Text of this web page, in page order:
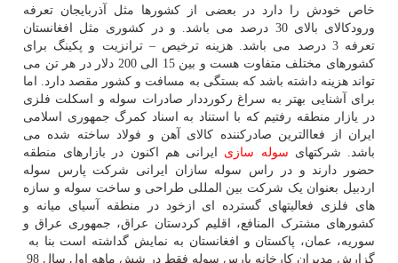
خاص خودش را دارد در بعضی از کشورها مثل آذربایجان تعرفه
ورودکالای بالای 30 درصد می باشد. و در کشوری مثل افغانستان
تعرفه 3 درصد می باشد. هزینه ترخیص – ترانزیت و پکینگ برای
کشورهای مختلف متفاوت هست و بین 15 الی 200 دلار در هر تن می
تواند هزینه داشته باشد که بستگی به مسافت و کشور مقصد دارد. اما
برای آشنایی بهتر به سراغ رکورددار صادرات سوله و اسکلت فلزی
در یازار منطقه رفتیم که با استناد به اسناد کمرگ جمهوری اسلامی
ایران از فعاالترین صادرکننده کالای آهن و فولاد ساخته شده می
باشد. شرکتهای سوله سازی ایرانی هم اکنون در بازارهای منطقه
حضور دارند و در راس سوله سازان ایرانی شرکت پارس سوله
اردبیل بعنوان یک شرکت بین المللی طراحی و ساخت سوله و سازه
های فلزی فعالیتهای گسترده ای ازخود در منطقه آسیای میانه و
کشورهای مشترک المنافع، اقلیم کردستان عراق، جمهوری عراق و
سوریه، عمان، پاکستان و افغانستان به نمایش گداشته است بنا به